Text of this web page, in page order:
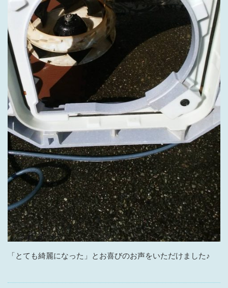
「とても綺麗になった」とお喜びのお声をいただけました♪